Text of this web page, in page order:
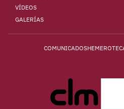
VÍDEOS
GALERÍAS
COMUNICADOS